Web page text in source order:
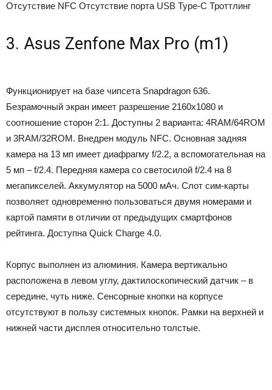
Отсутствие NFC Отсутствие порта USB Type-C Троттлинг
3. Asus Zenfone Max Pro (m1)
Функционирует на базе чипсета Snapdragon 636.
Безрамочный экран имеет разрешение 2160х1080 и
соотношение сторон 2:1. Доступны 2 варианта: 4RAM/64ROM
и 3RAM/32ROM. Внедрен модуль NFC. Основная задняя
камера на 13 мп имеет диафрагму f/2.2, а вспомогательная на
5 мп – f/2.4. Передняя камера со светосилой f/2.4 на 8
мегапикселей. Аккумулятор на 5000 мАч. Слот сим-карты
позволяет одновременно пользоваться двумя номерами и
картой памяти в отличии от предыдущих смартфонов
рейтинга. Доступна Quick Charge 4.0.
Корпус выполнен из алюминия. Камера вертикально
расположена в левом углу, дактилоскопический датчик – в
середине, чуть ниже. Сенсорные кнопки на корпусе
отсутствуют в пользу системных кнопок. Рамки на верхней и
нижней части дисплея относительно толстые.